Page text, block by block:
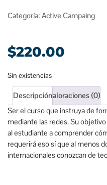
Categoría: Active Campaing
$220.00
Sin existencias
DescripciónValoraciones (0)
Ser el curso que instruya de
mediante las redes. Su
al estudiante a comprender
requerirá eso sí que al menos
internacionales conozcan de